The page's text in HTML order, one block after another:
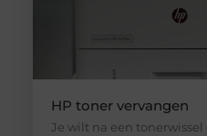
HP toner vervangen
Je wilt na een